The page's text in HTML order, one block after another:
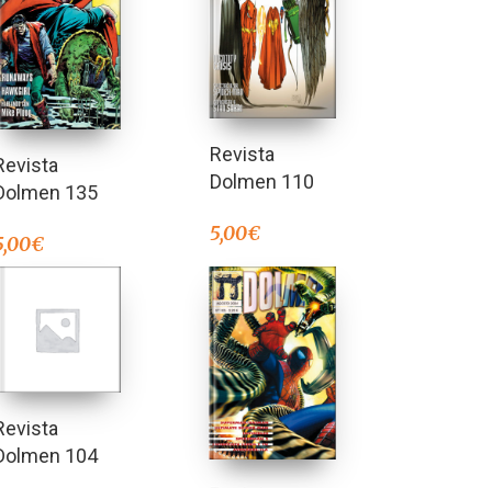
135
€
Revista
Dolmen 110
5,00€
104